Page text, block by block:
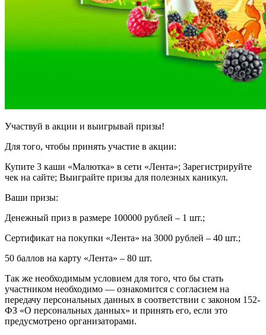
Участвуй в акции и выигрывай призы!
Для того, чтобы принять участие в акции:
Купите 3 каши «Малютка» в сети «Лента»; Зарегистрируйте
чек на сайте; Выиграйте призы для полезных каникул.
Ваши призы:
Денежный приз в размере 100000 рублей – 1 шт.;
Сертификат на покупки «Лента» на 3000 рублей – 40 шт.;
50 баллов на карту «Лента» – 80 шт.
Так же необходимым условием для того, что бы стать
участником необходимо — ознакомится с согласием на
передачу персональных данных в соответствии с законом 152-
ФЗ «О персональных данных» и принять его, если это
предусмотрено организаторами.